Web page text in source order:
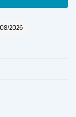
2026